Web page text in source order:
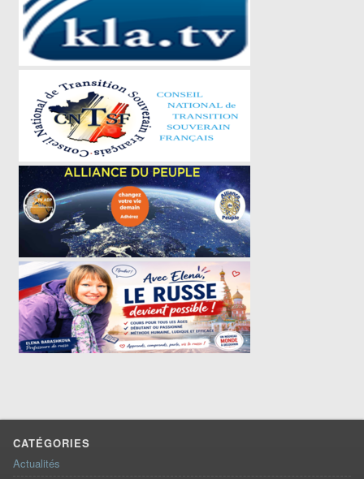
CATÉGORIES
Actualités